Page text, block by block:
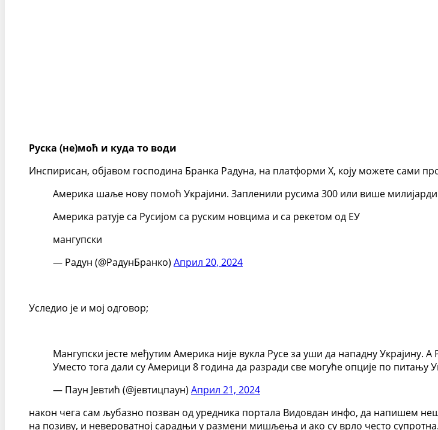
Руска (не)моћ и куда то води
Инспирисан, објавом господина Бранка Радуна, на платформи Х, коју можете сами
Америка шаље нову помоћ Украјини. Запленили русима 300 или више
Америка ратује са Русијом са руским новцима и са рекетом од ЕУ
мангупски
— Радун (@РадунБранко) Април 20, 2024
Уследио је и мој одговор;
Мангупски јесте међутим Америка није вукла Русе за уши да нападну Украјину.
Уместо тога дали су Америци 8 година да разради све могуће опције по питању
— Паун Јевтић (@јевтицпаун) Април 21, 2024
након чега сам љубазно позван од уредника портала Видовдан инфо, да напишем
на позиву, и невероватној сарадњи у размени мишљења и ако су врло често